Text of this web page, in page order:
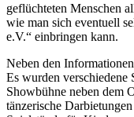
geflüchteten Menschen
wie man sich eventuell
e.V.“ einbringen kann.
Neben den
Es wurden verschiedene
Showbühne neben dem
tänzerische